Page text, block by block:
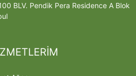
BLV. Pendik Pera Residence A Blok